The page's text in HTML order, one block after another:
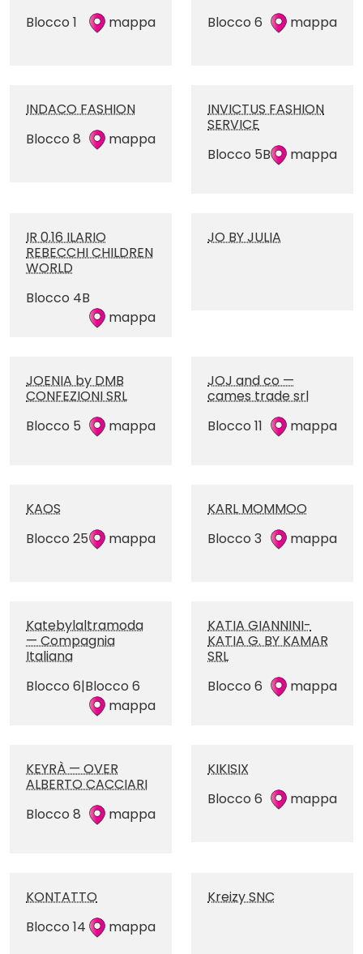
Blocco 1
mappa
Blocco 6
mappa
INDACO FASHION
Blocco 8
mappa
INVICTUS FASHION
SERVICE
Blocco 5B
mappa
IR 0.16 ILARIO
REBECCHI CHILDREN
WORLD
Blocco 4B
mappa
JO BY JULIA
JOENIA by DMB
CONFEZIONI SRL
Blocco 5
mappa
JOJ and co —
cames trade srl
Blocco 11
mappa
KAOS
Blocco 25
mappa
KARL MOMMOO
Blocco 3
mappa
Katebylaltramoda
— Compagnia
Italiana
Blocco 6|Blocco 6
mappa
KATIA GIANNINI-
KATIA G. BY KAMAR
SRL
Blocco 6
mappa
KEYRÀ — OVER
ALBERTO CACCIARI
Blocco 8
mappa
KIKISIX
Blocco 6
mappa
KONTATTO
Blocco 14
mappa
Kreizy SNC